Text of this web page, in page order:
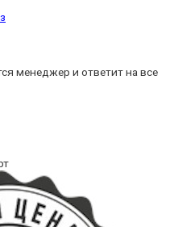
менеджер и ответит на все